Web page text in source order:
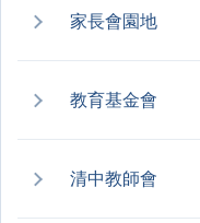
家長會園地
教育基金會
清中教師會